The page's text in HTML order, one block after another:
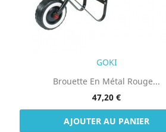
GOKI
Brouette En Métal Rouge...
47,20 €
AJOUTER AU PANIER